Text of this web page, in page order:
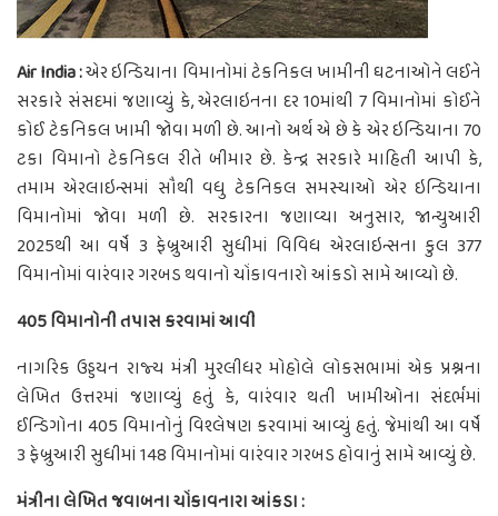
Air India :એર ઇન્ડિયાના વિમાનોમાં ટેકનિકલ ખામીની ઘટનાઓને લઈને
સરકારે સંસદમાં જણાવ્યું કે, એરલાઇનના દર 10માંથી 7 વિમાનોમાં કોઈને
કોઈ ટેકનિકલ ખામી જોવા મળી છે. આનો અર્થ એ છે કે એર ઇન્ડિયાના 70
ટકા વિમાનો ટેકનિકલ રીતે બીમાર છે. કેન્દ્ર સરકારે માહિતી આપી કે,
તમામ એરલાઇન્સમાં સૌથી વધુ ટેકનિકલ સમસ્યાઓ એર ઇન્ડિયાના
વિમાનોમાં જોવા મળી છે. સરકારના જણાવ્યા અનુસાર, જાન્યુઆરી
2025થી આ વર્ષે 3 ફેબ્રુઆરી સુધીમાં વિવિધ એરલાઇન્સના કુલ 377
વિમાનોમાં વારંવાર ગરબડ થવાનો ચોંકાવનારો આંકડો સામે આવ્યો છે.
405 વિમાનોની તપાસ કરવામાં આવી
નાગરિક ઉડ્ડયન રાજ્ય મંત્રી મુરલીધર મોહોલે લોકસભામાં એક પ્રશ્નના
લેખિત ઉત્તરમાં જણાવ્યું હતું કે, વારંવાર થતી ખામીઓના સંદર્ભમાં
ઈન્ડિગોના 405 વિમાનોનું વિશ્લેષણ કરવામાં આવ્યું હતું. જેમાંથી આ વર્ષે
3 ફેબ્રુઆરી સુધીમાં 148 વિમાનોમાં વારંવાર ગરબડ હોવાનું સામે આવ્યું છે.
મંત્રીના લેખિત જવાબના ચોંકાવનારા આંકડા :